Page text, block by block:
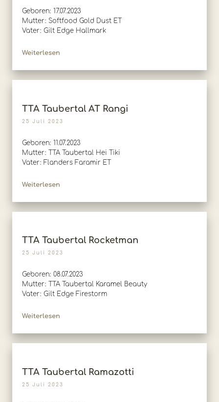
Geboren: 17.07.2023
Mutter: Softfood Gold Dust ET
Vater: Gilt Edge Hallmark
Weiterlesen
TTA Taubertal AT Rangi
25 Juli 2023
Geboren: 11.07.2023
Mutter: TTA Taubertal Hei Tiki
Vater: Flanders Faramir ET
Weiterlesen
TTA Taubertal Rocketman
25 Juli 2023
Geboren: 08.07.2023
Mutter: TTA Taubertal Karamel Beauty
Vater: Gilt Edge Firestorm
Weiterlesen
TTA Taubertal Ramazotti
25 Juli 2023